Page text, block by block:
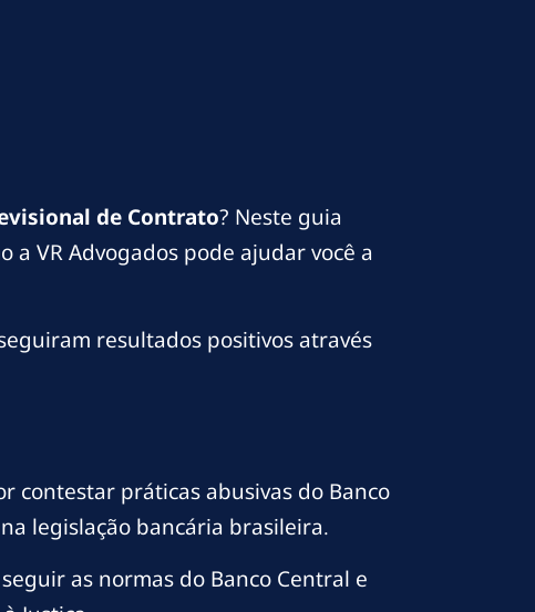
de Contrato? Neste guia
a VR Advogados pode ajudar você a
resultados positivos através
contestar práticas abusivas do Banco
legislação bancária brasileira.
as normas do Banco Central e